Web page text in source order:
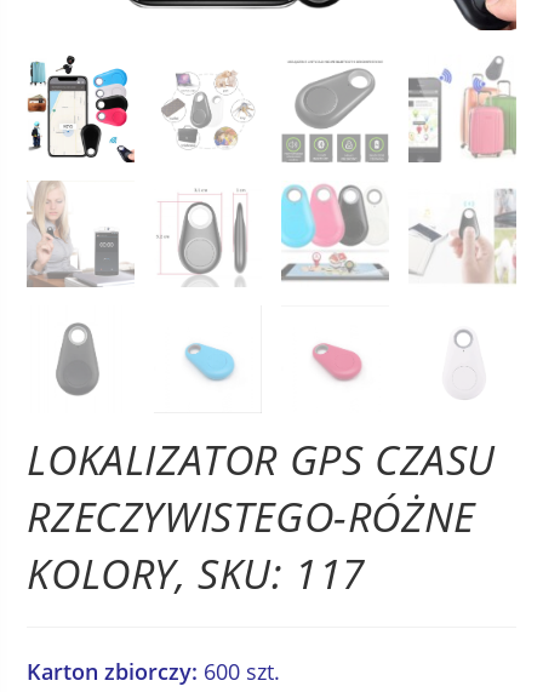
LOKALIZATOR GPS CZASU
RZECZYWISTEGO-RÓŻNE
KOLORY, SKU: 117
Karton zbiorczy: 600 szt.